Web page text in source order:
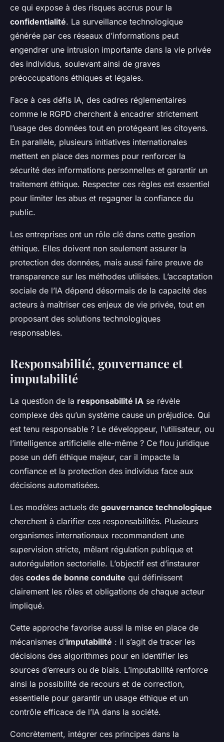
ce qui expose à des risques accrus pour la
confidentialité. La surveillance technologique
générée par ces réseaux d’informations peut
engendrer une intrusion importante dans la vie privée
des individus, soulevant ainsi de graves
préoccupations éthiques et légales.
Face à ces défis IA, des cadres réglementaires
comme le RGPD cherchent à encadrer strictement
l’usage des données tout en protégeant les citoyens.
En parallèle, plusieurs initiatives internationales
mettent en place des normes pour renforcer la
sécurité des informations personnelles et garantir un
traitement éthique. Respecter ces règles est essentiel
pour limiter les abus et regagner la confiance du
public.
Les entreprises ont un rôle clé dans cette gestion
éthique. Elles doivent non seulement assurer la
protection des données, mais aussi faire preuve de
transparence sur les méthodes utilisées. L’acceptation
sociale de l’IA dépend désormais de la capacité des
acteurs à maîtriser ces enjeux de vie privée, tout en
proposant des solutions technologiques
responsables.
Responsabilité, gouvernance et
imputabilité
La question de la responsabilité IA se révèle
complexe dès qu’un système cause un préjudice. Qui
est tenu responsable ? Le développeur, l’utilisateur, ou
l’intelligence artificielle elle-même ? Ce flou juridique
pose un défi éthique majeur, car il impacte la
confiance et la protection des individus face aux
décisions automatisées.
Les modèles actuels de gouvernance technologique
cherchent à clarifier ces responsabilités. Plusieurs
organismes internationaux recommandent une
supervision stricte, mêlant régulation publique et
autorégulation sectorielle. L’objectif est d’instaurer
des codes de bonne conduite qui définissent
clairement les rôles et obligations de chaque acteur
impliqué.
Cette approche favorise aussi la mise en place de
mécanismes d’imputabilité : il s’agit de tracer les
décisions des algorithmes pour en identifier les
sources d’erreurs ou de biais. L’imputabilité renforce
ainsi la possibilité de recours et de correction,
essentielle pour garantir un usage éthique et un
contrôle efficace de l’IA dans la société.
Concrètement, intégrer ces principes dans la